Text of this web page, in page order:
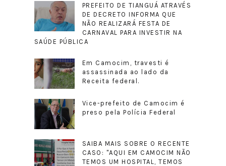
PREFEITO DE TIANGUÁ ATRAVÉS
DE DECRETO INFORMA QUE
NÃO REALIZARÁ FESTA DE
CARNAVAL PARA INVESTIR NA
SAÚDE PÚBLICA
Em Camocim, travesti é
assassinada ao lado da
Receita federal.
Vice-prefeito de Camocim é
preso pela Polícia Federal
SAIBA MAIS SOBRE O RECENTE
CASO: "AQUI EM CAMOCIM NÃO
TEMOS UM HOSPITAL, TEMOS